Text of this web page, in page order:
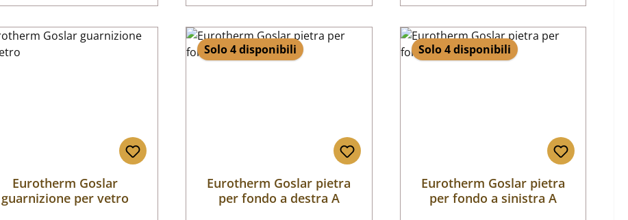
Eurotherm Goslar
guarnizione per vetro
Solo 4 disponibili
Eurotherm Goslar pietra
per fondo a destra A
Solo 4 disponibili
Eurotherm Goslar pietra
per fondo a sinistra A